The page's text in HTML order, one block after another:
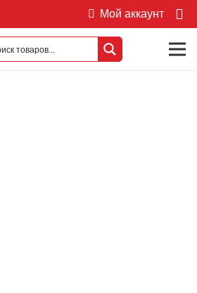
Мой аккаунт